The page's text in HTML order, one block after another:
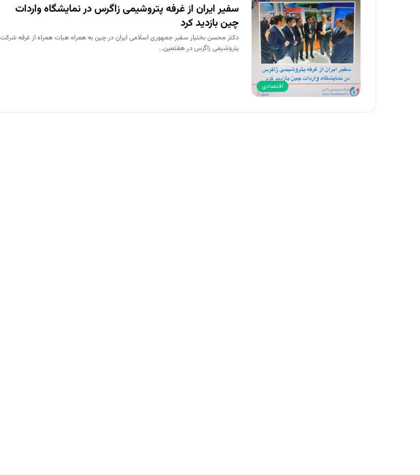
اقتصادی
سفیر ایران از غرفه پتروشیمی زاگرس در نمایشگاه واردات
چین بازدید کرد
دکتر محسن بختیار سفیر جمهوری اسلامی ایران در چین به همراه هیات همراه از غرفه شرکت
پتروشیمی زاگرس در هفتمین…